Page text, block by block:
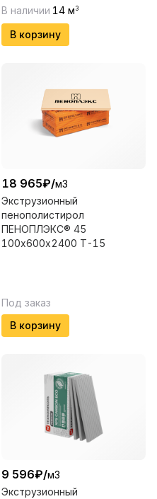
В наличии 14 м 3
В корзину
18 965₽/м3
Экструзионный
пенополистирол
ПЕНОПЛЭКС® 45
100х600х2400 Т-15
Под заказ
В корзину
9 596₽/м3
Экструзионный